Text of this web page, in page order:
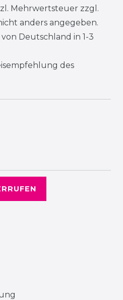
Mehrwertsteuer zzgl.
anders angegeben.
Deutschland in 1-3
des